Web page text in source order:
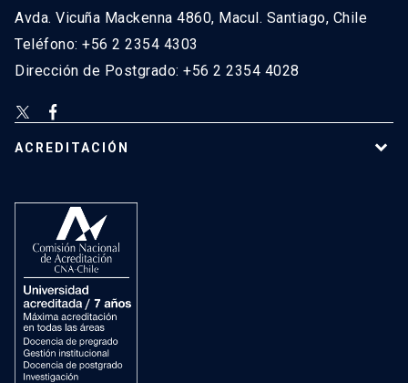
Avda. Vicuña Mackenna 4860, Macul. Santiago, Chile
Teléfono: +56 2 2354 4303
Dirección de Postgrado: +56 2 2354 4028
ACREDITACIÓN